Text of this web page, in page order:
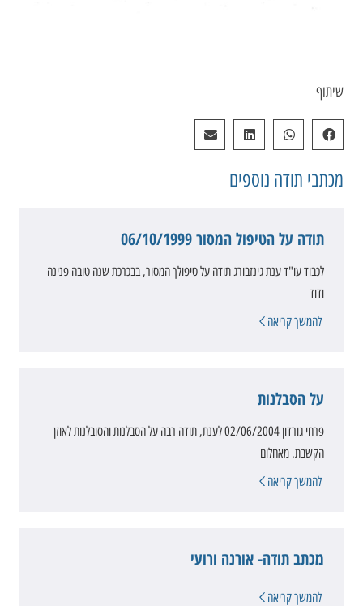
שיתוף
מכתבי תודה נוספים
תודה על הטיפול המסור 06/10/1999
לכבוד עו"ד ענת גינזבורג תודה על טיפולך המסור, בבכרכת שנה טובה פנינה
ודוד
להמשך קריאה
על הסבלנות
פרחי גורדון 02/06/2004 לענת, תודה רבה על הסבלנות והסובלנות לאוזן
הקשבת. מאחלום
להמשך קריאה
מכתב תודה- אורנה ורועי
להמשך קריאה